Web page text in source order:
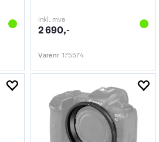
inkl. mva
2 690,-
Varenr 175574